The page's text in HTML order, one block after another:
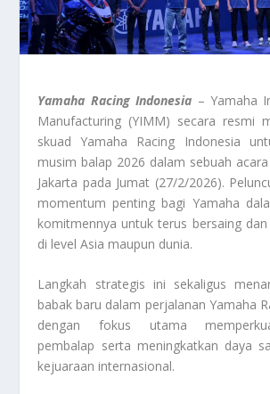
Yamaha Racing Indonesia – Yamaha
Manufacturing (YIMM) secara resmi
skuad Yamaha Racing Indonesia
musim balap 2026 dalam sebuah
Jakarta pada Jumat (27/2/2026).
momentum penting bagi Yamaha
komitmennya untuk terus bersaing
di level Asia maupun dunia.
Langkah strategis ini sekaligus
babak baru dalam perjalanan Yamaha
dengan fokus utama
pembalap serta meningkatkan daya
kejuaraan internasional.